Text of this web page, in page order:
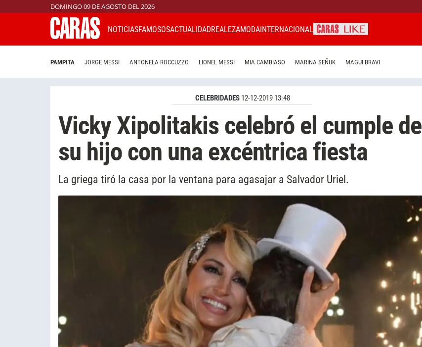
DOMINGO 09 DE AGOSTO DEL 2026
NOTICIASFAMOSOSACTUALIDADREALEZAMODAINTERNACIONAL
PAMPITA JORGE MESSI ANTONELA ROCCUZZO LIONEL MESSI MIA CAMBIASO MARINA SEÑUK MAGUI BRAVI
CELEBRIDADES 12-12-2019 13:48
Vicky Xipolitakis celebró el cumple de
su hijo con una excéntrica fiesta
La griega tiró la casa por la ventana para agasajar a Salvador Uriel.